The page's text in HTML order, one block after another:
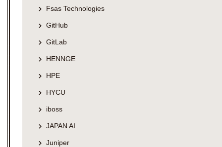
Fsas Technologies
GitHub
GitLab
HENNGE
HPE
HYCU
iboss
JAPAN AI
Juniper